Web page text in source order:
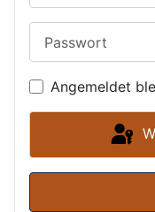
Angemeldet